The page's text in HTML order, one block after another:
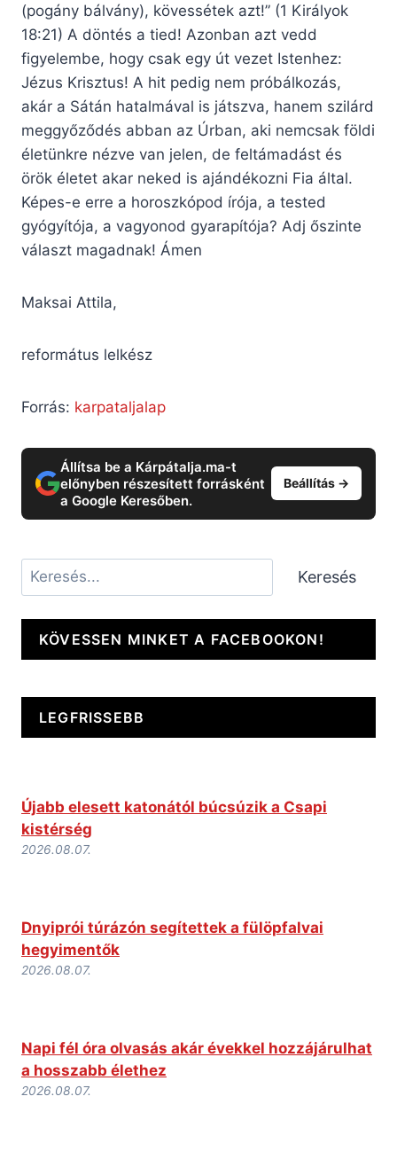
(pogány bálvány), kövessétek azt!” (1 Királyok
18:21) A döntés a tied! Azonban azt vedd
figyelembe, hogy csak egy út vezet Istenhez:
Jézus Krisztus! A hit pedig nem próbálkozás,
akár a Sátán hatalmával is játszva, hanem szilárd
meggyőződés abban az Úrban, aki nemcsak földi
életünkre nézve van jelen, de feltámadást és
örök életet akar neked is ajándékozni Fia által.
Képes-e erre a horoszkópod írója, a tested
gyógyítója, a vagyonod gyarapítója? Adj őszinte
választ magadnak! Ámen
Maksai Attila,
református lelkész
Forrás: karpataljalap
Állítsa be a Kárpátalja.ma-t
előnyben részesített forrásként
a Google Keresőben.
Beállítás →
Keresés Keresés
KÖVESSEN MINKET A FACEBOOKON!
LEGFRISSEBB
Újabb elesett katonától búcsúzik a Csapi
kistérség
2026.08.07.
Dnyiprói túrázón segítettek a fülöpfalvai
hegyimentők
2026.08.07.
Napi fél óra olvasás akár évekkel hozzájárulhat
a hosszabb élethez
2026.08.07.